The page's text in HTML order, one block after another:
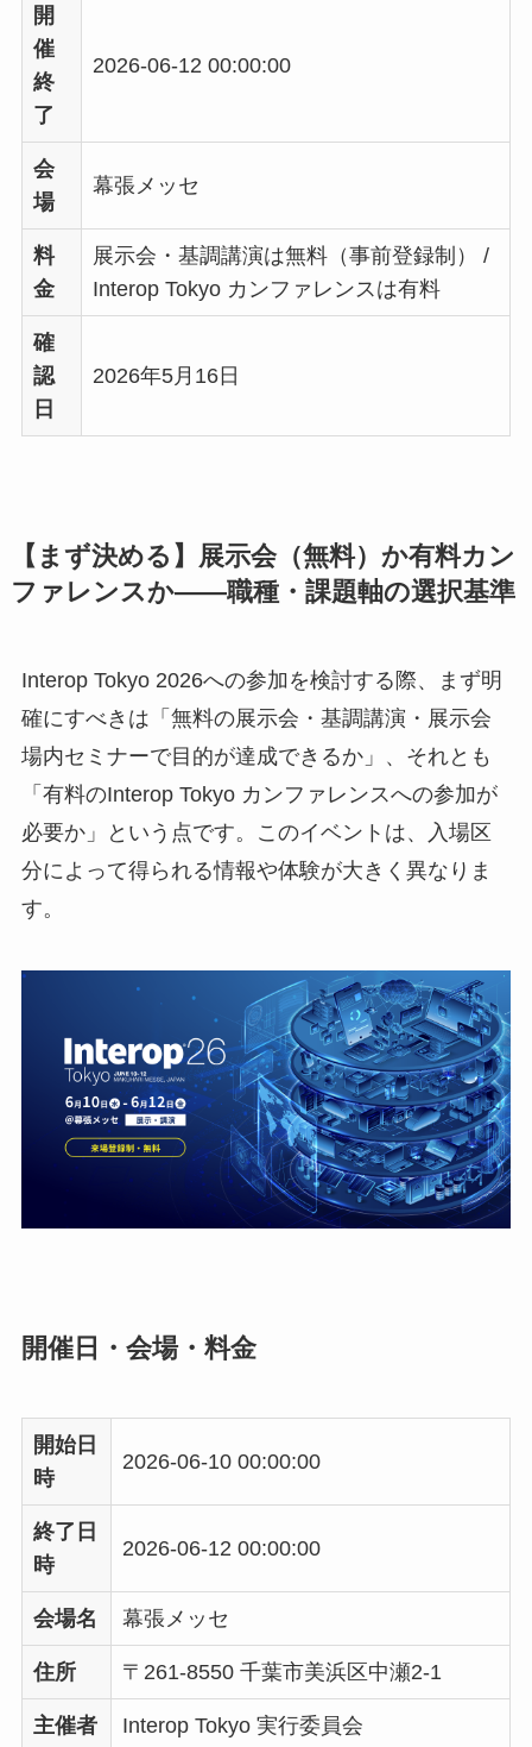
開
催
終
了
2026-06-12 00:00:00
会
場
幕張メッセ
料
金
展示会・基調講演は無料（事前登録制） /
Interop Tokyo カンファレンスは有料
確
認
日
2026年5月16日
【まず決める】展示会（無料）か有料カン
ファレンスか——職種・課題軸の選択基準
Interop Tokyo 2026への参加を検討する際、まず明
確にすべきは「無料の展示会・基調講演・展示会
場内セミナーで目的が達成できるか」、それとも
「有料のInterop Tokyo カンファレンスへの参加が
必要か」という点です。このイベントは、入場区
分によって得られる情報や体験が大きく異なりま
す。
開催日・会場・料金
開始日
時
2026-06-10 00:00:00
終了日
時
2026-06-12 00:00:00
会場名 幕張メッセ
住所 〒261-8550 千葉市美浜区中瀬2-1
主催者 Interop Tokyo 実行委員会